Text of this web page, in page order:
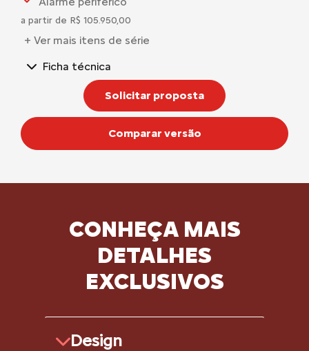
a partir de R$ 105.950,00
+ Ver mais itens de série
Ficha técnica
Solicitar proposta
Comparar versão
CONHEÇA MAIS
DETALHES
EXCLUSIVOS
Design